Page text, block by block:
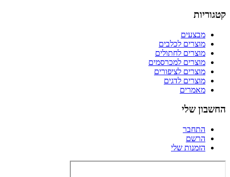
קטגוריות
מבצעים
מוצרים לכלבים
מוצרים לחתולים
מוצרים למכרסמים
מוצרים לציפורים
מוצרים לדגים
מאמרים
החשבון שלי
התחבר
הרשם
הזמנות שלי